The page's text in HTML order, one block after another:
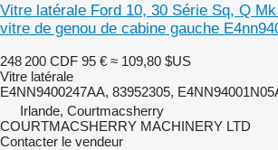
Vitre latérale Ford 10, 30 Série Sq, Q
vitre de genou de cabine gauche
248 200 CDF 95 € ≈ 109,80 $US
Vitre latérale
E4NN9400247AA, 83952305,
Irlande, Courtmacsherry
COURTMACSHERRY MACHINERY LTD
Contacter le vendeur